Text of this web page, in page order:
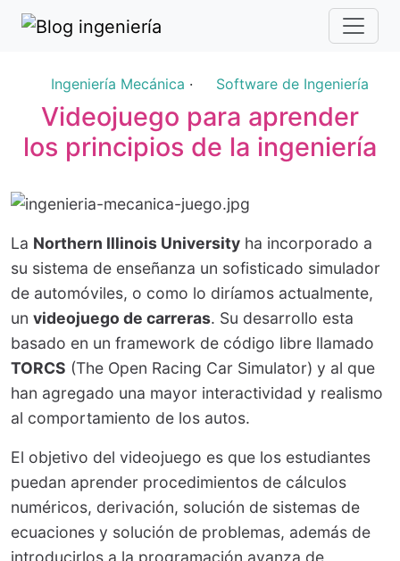
Ingeniería Mecánica · Software de Ingeniería
Videojuego para aprender
los principios de la ingeniería
La Northern Illinois University ha incorporado a
su sistema de enseñanza un sofisticado simulador
de automóviles, o como lo diríamos actualmente,
un videojuego de carreras. Su desarrollo esta
basado en un framework de código libre llamado
TORCS (The Open Racing Car Simulator) y al que
han agregado una mayor interactividad y realismo
al comportamiento de los autos.
El objetivo del videojuego es que los estudiantes
puedan aprender procedimientos de cálculos
numéricos, derivación, solución de sistemas de
ecuaciones y solución de problemas, además de
introducirlos a la programación avanza de